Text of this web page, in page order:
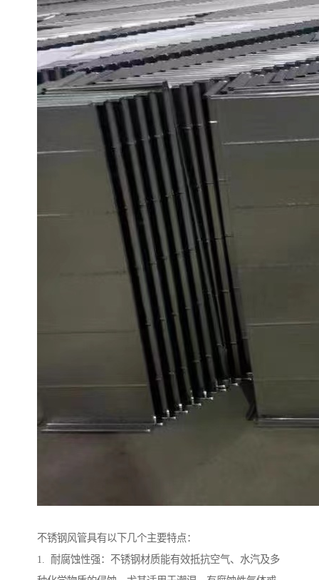
不锈钢风管具有以下几个主要特点：
1. 耐腐蚀性强：不锈钢材质能有效抵抗空气、水汽及多